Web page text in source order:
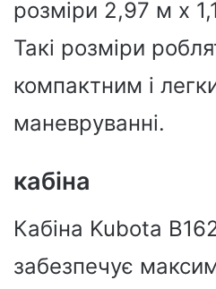
розміри 2,97 м x
Такі розміри
компактним і
маневруванні.
кабіна
Кабіна Kubota
забезпечує